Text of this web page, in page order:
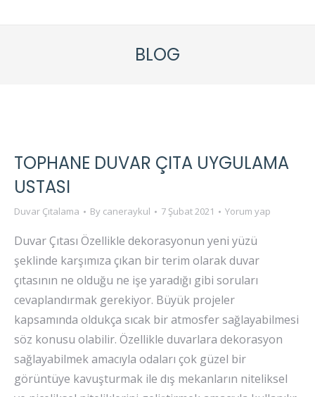
BLOG
TOPHANE DUVAR ÇITA UYGULAMA
USTASI
Duvar Çıtalama By caneraykul 7 Şubat 2021 Yorum yap
Duvar Çıtası Özellikle dekorasyonun yeni yüzü
şeklinde karşımıza çıkan bir terim olarak duvar
çıtasının ne olduğu ne işe yaradığı gibi soruları
cevaplandırmak gerekiyor. Büyük projeler
kapsamında oldukça sıcak bir atmosfer sağlayabilmesi
söz konusu olabilir. Özellikle duvarlara dekorasyon
sağlayabilmek amacıyla odaları çok güzel bir
görüntüye kavuşturmak ile dış mekanların niteliksel